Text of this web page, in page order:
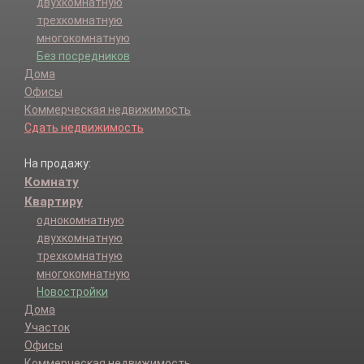
Советский р-н.
Ставрополь г.
Степновский р-н.
Труновский р-н.
Туркменский р-н.
Шпаковский р-н.
трехкомнатную
многокомнатную
Без посредников
Дома
Офисы
Коммерческая недвижимость
Сдать недвижимость
На продажу:
Комнату
Квартиру
однокомнатную
двухкомнатную
трехкомнатную
многокомнатную
Новостройки
Дома
Участок
Офисы